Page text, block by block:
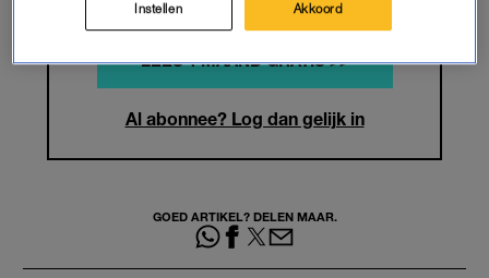
LEES 1 MAAND GRATIS >>
Al abonnee? Log dan gelijk in
GOED ARTIKEL? DELEN MAAR.
Instellen Akkoord